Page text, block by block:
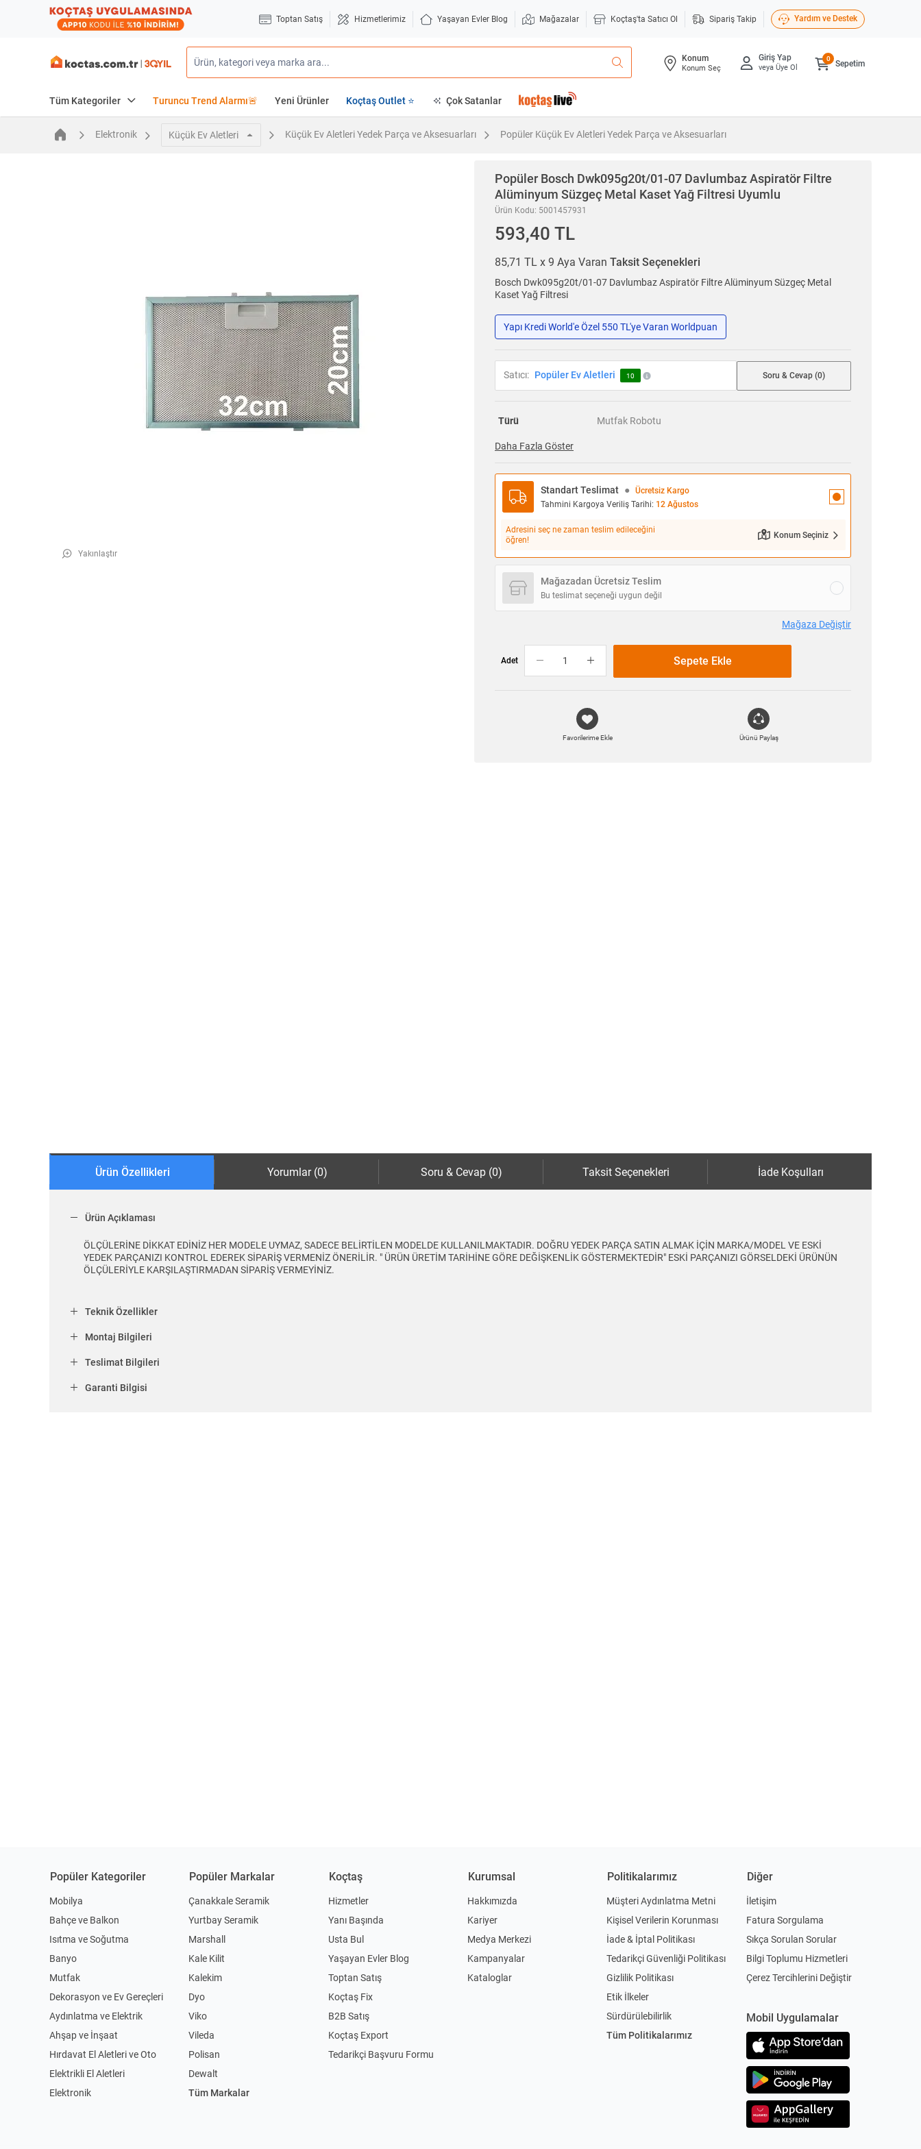
Toptan Satış Hizmetlerimiz Yaşayan Evler Blog Mağazalar Koçtaş'ta Satıcı Ol Sipariş Takip Yardım ve Destek
Konum
Konum Seç
Giriş Yap
veya Üye Ol Sepetim
0
Tüm Kategoriler Turuncu Trend Alarmı🚨 Yeni Ürünler Koçtaş Outlet ⭐ Çok Satanlar
Elektronik Küçük Ev Aletleri Küçük Ev Aletleri Yedek Parça ve Aksesuarları Popüler Küçük Ev Aletleri Yedek Parça ve Aksesuarları
Yakınlaştır
Popüler Bosch Dwk095g20t/01-07 Davlumbaz Aspiratör Filtre
Alüminyum Süzgeç Metal Kaset Yağ Filtresi Uyumlu
Ürün Kodu: 5001457931
593,40 TL
85,71 TL x 9 Aya Varan Taksit Seçenekleri
Bosch Dwk095g20t/01-07 Davlumbaz Aspiratör Filtre Alüminyum Süzgeç Metal
Kaset Yağ Filtresi
Yapı Kredi World'e Özel 550 TL'ye Varan Worldpuan
Satıcı: Popüler Ev Aletleri 10 Soru & Cevap (0)
Türü Mutfak Robotu
Daha Fazla Göster
Standart Teslimat ●
Ücretsiz Kargo
Tahmini Kargoya Veriliş Tarihi: 12 Ağustos
Adresini seç ne zaman teslim edileceğini
öğren!
Konum Seçiniz
Mağazadan Ücretsiz Teslim
Bu teslimat seçeneği uygun değil
Mağaza Değiştir
Adet Sepete Ekle
Favorilerime Ekle Ürünü Paylaş
Ürün Özellikleri Yorumlar (0) Soru & Cevap (0) Taksit Seçenekleri İade Koşulları
Ürün Açıklaması
ÖLÇÜLERİNE DİKKAT EDİNİZ HER MODELE UYMAZ, SADECE BELİRTİLEN MODELDE KULLANILMAKTADIR. DOĞRU YEDEK PARÇA SATIN ALMAK İÇİN MARKA/MODEL VE ESKİ
YEDEK PARÇANIZI KONTROL EDEREK SİPARİŞ VERMENİZ ÖNERİLİR. " ÜRÜN ÜRETİM TARİHİNE GÖRE DEĞİŞKENLİK GÖSTERMEKTEDİR" ESKİ PARÇANIZI GÖRSELDEKİ ÜRÜNÜN
ÖLÇÜLERİYLE KARŞILAŞTIRMADAN SİPARİŞ VERMEYİNİZ.
Teknik Özellikler
Montaj Bilgileri
Teslimat Bilgileri
Garanti Bilgisi
Popüler Kategoriler
Mobilya
Bahçe ve Balkon
Isıtma ve Soğutma
Banyo
Mutfak
Dekorasyon ve Ev Gereçleri
Aydınlatma ve Elektrik
Ahşap ve İnşaat
Hırdavat El Aletleri ve Oto
Elektrikli El Aletleri
Elektronik
Popüler Markalar
Çanakkale Seramik
Yurtbay Seramik
Marshall
Kale Kilit
Kalekim
Dyo
Viko
Vileda
Polisan
Dewalt
Tüm Markalar
Koçtaş
Hizmetler
Yanı Başında
Usta Bul
Yaşayan Evler Blog
Toptan Satış
Koçtaş Fix
B2B Satış
Koçtaş Export
Tedarikçi Başvuru Formu
Kurumsal
Hakkımızda
Kariyer
Medya Merkezi
Kampanyalar
Kataloglar
Politikalarımız
Müşteri Aydınlatma Metni
Kişisel Verilerin Korunması
İade & İptal Politikası
Tedarikçi Güvenliği Politikası
Gizlilik Politikası
Etik İlkeler
Sürdürülebilirlik
Tüm Politikalarımız
Diğer
İletişim
Fatura Sorgulama
Sıkça Sorulan Sorular
Bilgi Toplumu Hizmetleri
Çerez Tercihlerini Değiştir
Mobil Uygulamalar